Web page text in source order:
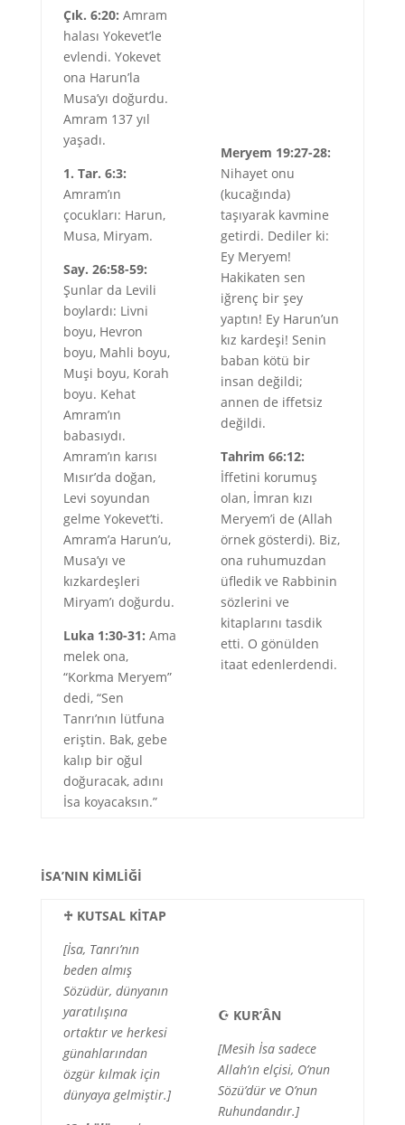
Çık. 6:20: Amram
halası Yokevet’le
evlendi. Yokevet
ona Harun’la
Musa’yı doğurdu.
Amram 137 yıl
yaşadı.
1. Tar. 6:3:
Amram’ın
çocukları: Harun,
Musa, Miryam.
Say. 26:58-59:
Şunlar da Levili
boylardı: Livni
boyu, Hevron
boyu, Mahli boyu,
Muşi boyu, Korah
boyu. Kehat
Amram’ın
babasıydı.
Amram’ın karısı
Mısır’da doğan,
Levi soyundan
gelme Yokevet’ti.
Amram’a Harun’u,
Musa’yı ve
kızkardeşleri
Miryam’ı doğurdu.
Luka 1:30-31: Ama
melek ona,
“Korkma Meryem”
dedi, “Sen
Tanrı’nın lütfuna
eriştin. Bak, gebe
kalıp bir oğul
doğuracak, adını
İsa koyacaksın.”
Meryem 19:27-28:
Nihayet onu
(kucağında)
taşıyarak kavmine
getirdi. Dediler ki:
Ey Meryem!
Hakikaten sen
iğrenç bir şey
yaptın! Ey Harun’un
kız kardeşi! Senin
baban kötü bir
insan değildi;
annen de iffetsiz
değildi.
Tahrim 66:12:
İffetini korumuş
olan, İmran kızı
Meryem’i de (Allah
örnek gösterdi). Biz,
ona ruhumuzdan
üfledik ve Rabbinin
sözlerini ve
kitaplarını tasdik
etti. O gönülden
itaat edenlerdendi.
İSA’NIN KİMLİĞİ
♱ KUTSAL KİTAP
[İsa, Tanrı’nın
beden almış
Sözüdür, dünyanın
yaratılışına
ortaktır ve herkesi
günahlarından
özgür kılmak için
dünyaya gelmiştir.]
☪ KUR’ÂN
[Mesih İsa sadece
Allah’ın elçisi, O’nun
Sözü’dür ve O’nun
Ruhundandır.]